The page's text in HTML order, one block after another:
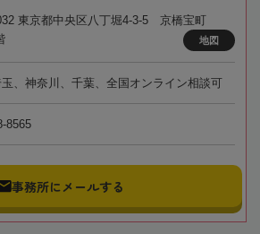
東京都中央区八丁堀4-3-5 京橋宝町
地図
、神奈川、千葉、全国オンライン相談可
8565
事務所にメールする